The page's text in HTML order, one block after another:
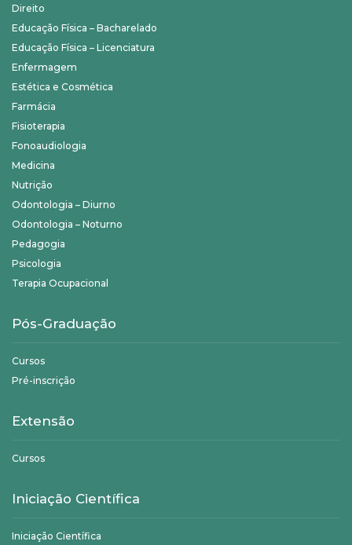
Direito
Educação Física – Bacharelado
Educação Física – Licenciatura
Enfermagem
Estética e Cosmética
Farmácia
Fisioterapia
Fonoaudiologia
Medicina
Nutrição
Odontologia – Diurno
Odontologia – Noturno
Pedagogia
Psicologia
Terapia Ocupacional
Pós-Graduação
Cursos
Pré-inscrição
Extensão
Cursos
Iniciação Científica
Iniciação Científica